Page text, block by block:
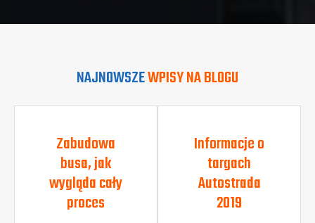
NAJNOWSZEWPISY NA BLOGU
Zabudowa
busa, jak
wygląda cały
proces
Informacje o
targach
Autostrada
2019